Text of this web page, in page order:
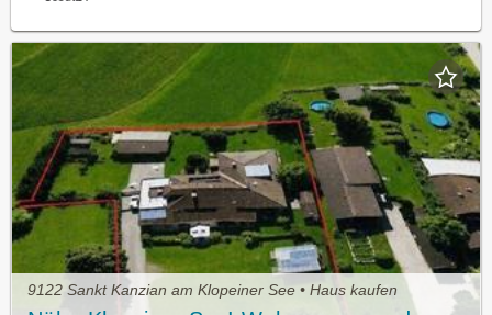
9122 Sankt Kanzian am Klopeiner See • Haus kaufen